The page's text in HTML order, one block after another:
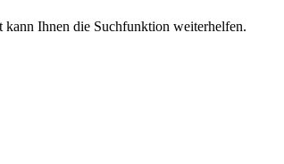
kann Ihnen die Suchfunktion weiterhelfen.